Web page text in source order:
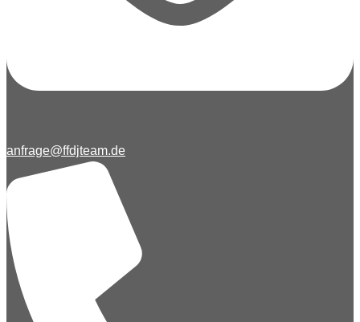
anfrage@ffdjteam.de